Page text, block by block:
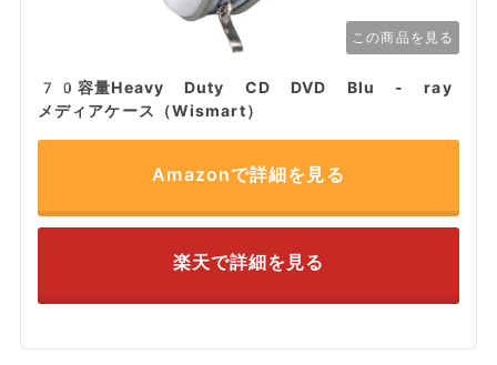
この商品を見る
70容量Heavy Duty CD DVD Blu - ray
メディアケース（Wismart）
Amazonで詳細を見る
楽天で詳細を見る